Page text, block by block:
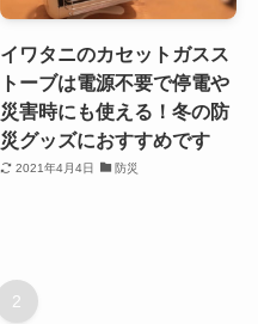
イワタニのカセットガスス
トーブは電源不要で停電や
災害時にも使える！冬の防
災グッズにおすすめです
2021年4月4日 防災
2